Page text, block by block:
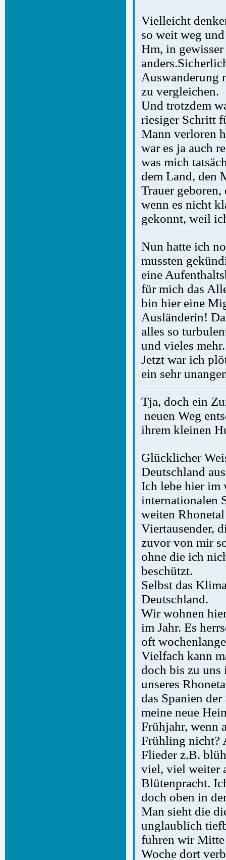
Vielleicht
so weit weg
Hm, in
anders.
Auswanderung
zu vergleichen.
Und trotzdem
riesiger Schritt
Mann verloren
war es ja auch
was mich
dem Land, den
Trauer
wenn es nicht
gekonnt, weil
Nun hatte ich
mussten
eine
für mich das
bin hier eine
Ausländerin!
alles so
und vieles mehr.
Jetzt war ich
ein sehr
Tja, doch ein
neuen Weg
ihrem kleinen
Glücklicher
Deutschland
Ich lebe hier im
internationalen
weiten
Viertausender,
zuvor von mir
ohne die ich
beschützt.
Selbst das
Deutschland.
Wir wohnen
im Jahr. Es
oft
Vielfach kann
doch bis zu
unseres
das Spanien
meine neue
Frühjahr, wenn
Frühling nicht?
Flieder z.B.
viel, viel weiter
Blütenpracht.
doch oben in
Man sieht die
unglaublich
fuhren wir Mitte
Woche dort